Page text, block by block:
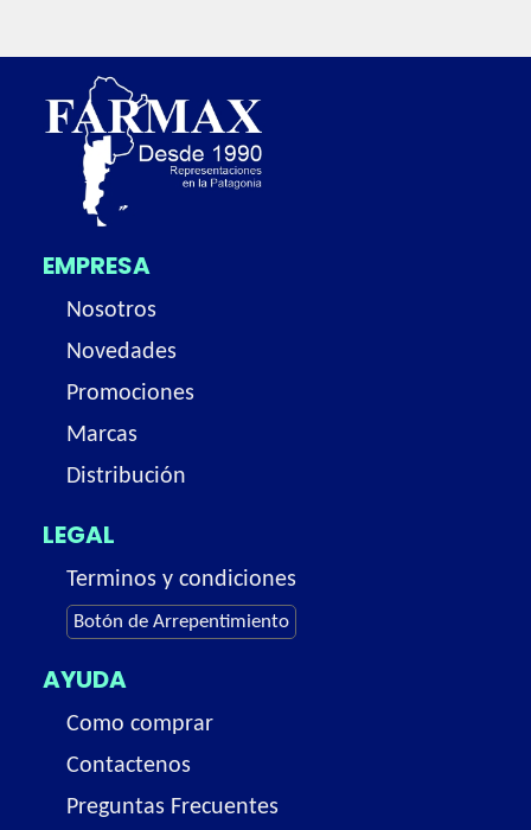
EMPRESA
Nosotros
Novedades
Promociones
Marcas
Distribución
LEGAL
Terminos y condiciones
Botón de Arrepentimiento
AYUDA
Como comprar
Contactenos
Preguntas Frecuentes